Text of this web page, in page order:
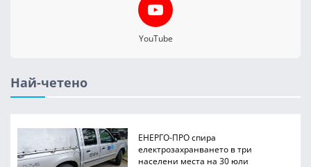
YouTube
Най-четено
ЕНЕРГО-ПРО спира
електрозахранването в три
населени места на 30 юли